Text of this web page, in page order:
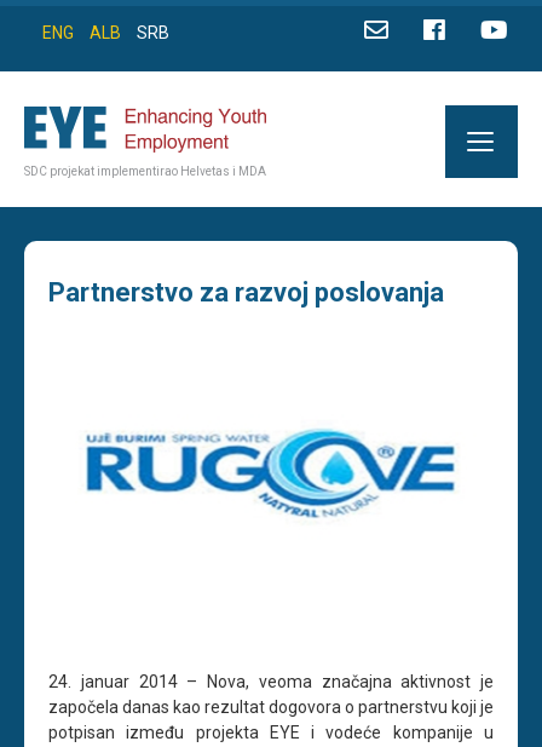
ENG ALB SRB
SDC projekat implementirao Helvetas i MDA
Partnerstvo za razvoj poslovanja
24. januar 2014 – Nova, veoma značajna aktivnost je
započela danas kao rezultat dogovora o partnerstvu koji je
potpisan između projekta EYE i vodeće kompanije u